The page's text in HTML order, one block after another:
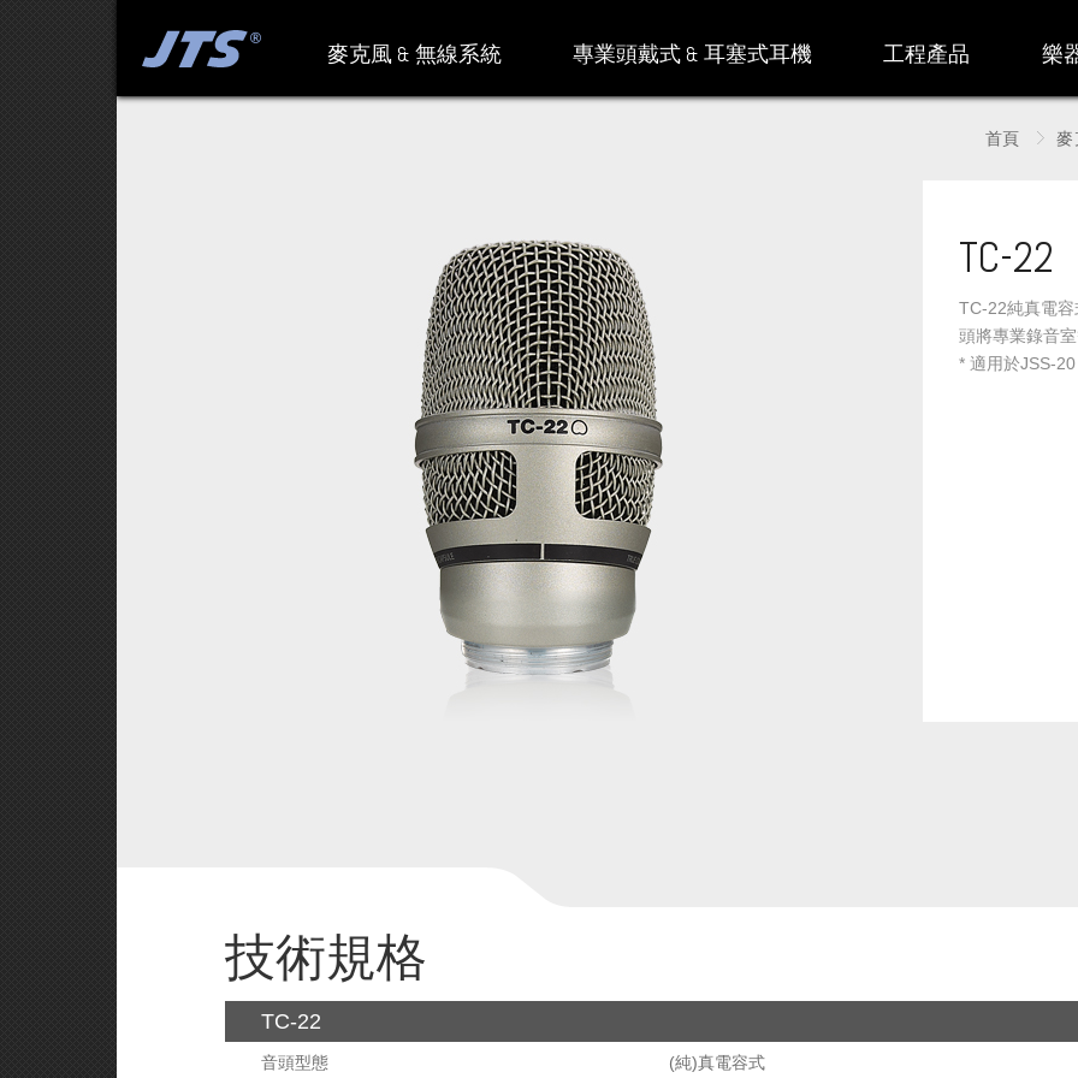
麥克風 & 無線系統 專業頭戴式 & 耳塞式耳機 工程產品 樂
首頁 麥
TC-22
TC-22純真電
頭將專業錄音
* 適用於JSS-
技術規格
TC-22
音頭型態 (純)真電容式